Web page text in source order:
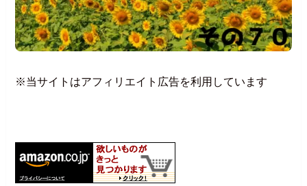
※当サイトはアフィリエイト広告を利用しています